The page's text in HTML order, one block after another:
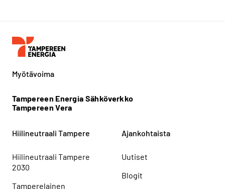
Myötävoima
Tampereen Energia Sähköverkko
Tampereen Vera
Hiilineutraali Tampere
Hiilineutraali Tampere
2030
Tamperelainen
Ajankohtaista
Uutiset
Blogit